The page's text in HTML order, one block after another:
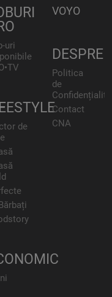
uri
de
VOYO
DESPRE
Politica
de
Contact
CNA